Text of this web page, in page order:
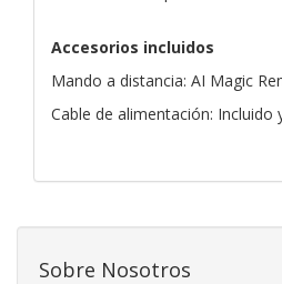
Accesorios incluidos
Mando a distancia: AI Magic
Cable de alimentación: Incluido
Sobre Nosotros